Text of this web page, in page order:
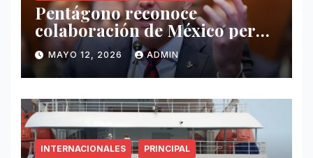
Pentágono reconoce
colaboración de México pero
exige mayor operatividad
antidrogas
MAYO 12, 2026 ADMIN
INTERNACIONALES PRINCIPAL